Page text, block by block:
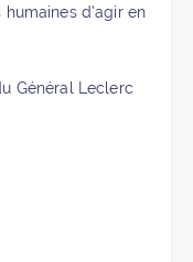
d’agir en
Général Leclerc